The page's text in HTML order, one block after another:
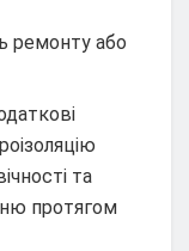
ремонту або
та
протягом